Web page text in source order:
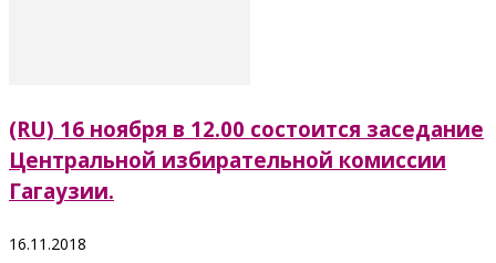
(RU) 16 ноября в 12.00 состоится заседание
Центральной избирательной комиссии
Гагаузии.
16.11.2018